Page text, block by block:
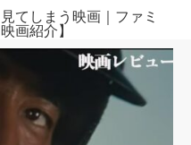
てしまう映画｜ファミ
画紹介】